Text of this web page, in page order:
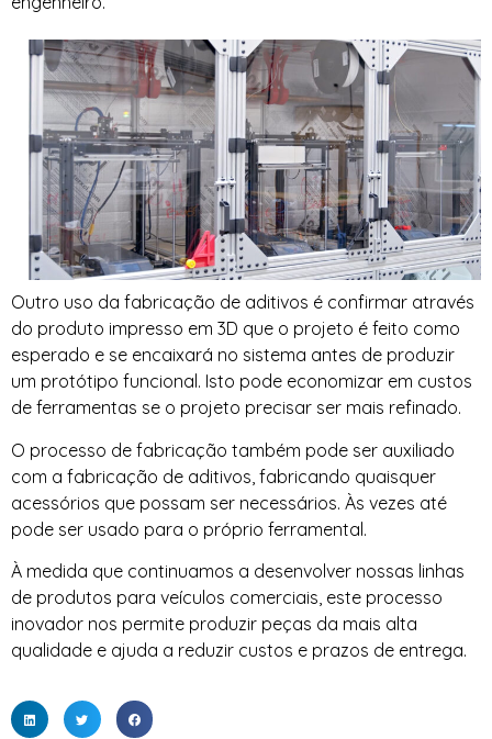
Outro uso da fabricação de aditivos é confirmar através
do produto impresso em 3D que o projeto é feito como
esperado e se encaixará no sistema antes de produzir
um protótipo funcional. Isto pode economizar em custos
de ferramentas se o projeto precisar ser mais refinado.
O processo de fabricação também pode ser auxiliado
com a fabricação de aditivos, fabricando quaisquer
acessórios que possam ser necessários. Às vezes até
pode ser usado para o próprio ferramental.
À medida que continuamos a desenvolver nossas linhas
de produtos para veículos comerciais, este processo
inovador nos permite produzir peças da mais alta
qualidade e ajuda a reduzir custos e prazos de entrega.